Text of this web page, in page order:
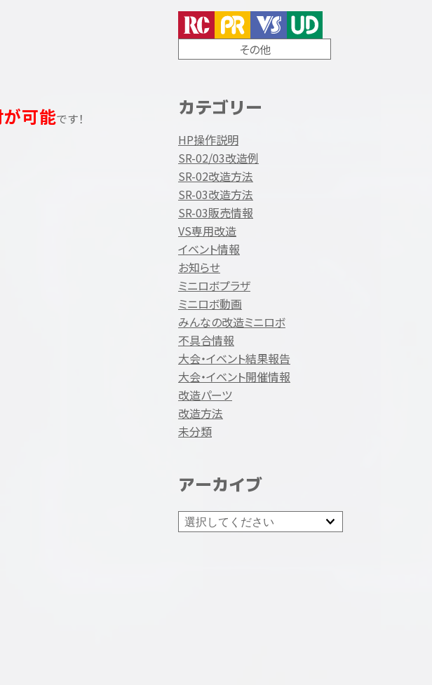
が可能です！
その他
カテゴリー
HP操作説明
SR-02/03改造例
SR-02改造方法
SR-03改造方法
SR-03販売情報
VS専用改造
イベント情報
お知らせ
ミニロボプラザ
ミニロボ動画
みんなの改造ミニロボ
不具合情報
大会・イベント結果報告
大会・イベント開催情報
改造パーツ
改造方法
未分類
アーカイブ